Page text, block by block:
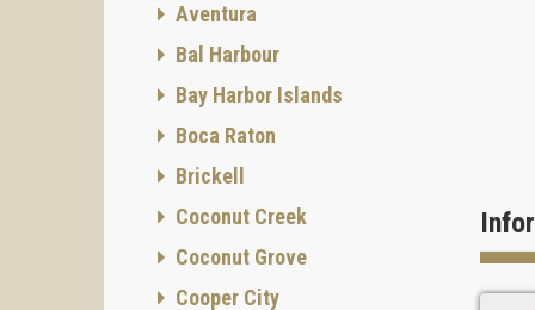
La
Aventura
Bal Harbour
Bay Harbor Islands
Boca Raton
Brickell
Coconut Creek
Coconut Grove
Cooper City